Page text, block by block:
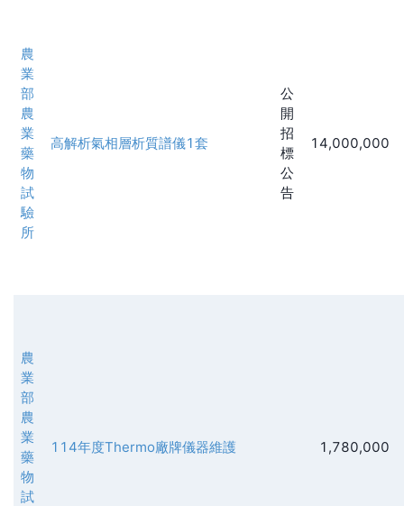
農
業
部
農
業
藥
物
試
驗
所
高解析氣相層析質譜儀1套
公
開
招
標
公
告
14,000,000
農
業
部
農
業
藥
物
試
114年度Thermo廠牌儀器維護 1,780,000